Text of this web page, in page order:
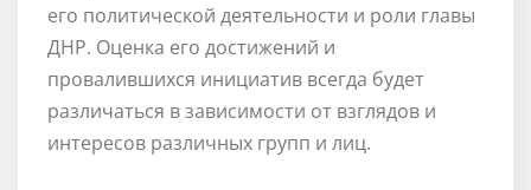
его политической деятельности и роли главы
ДНР. Оценка его достижений и
провалившихся инициатив всегда будет
различаться в зависимости от взглядов и
интересов различных групп и лиц.